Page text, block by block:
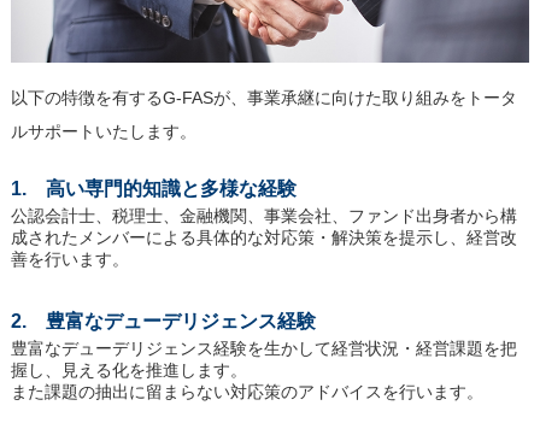
以下の特徴を有するG-FASが、事業承継に向けた取り組みをトータ
ルサポートいたします。
1. 高い専門的知識と多様な経験
公認会計士、税理士、金融機関、事業会社、ファンド出身者から構
成されたメンバーによる具体的な対応策・解決策を提示し、経営改
善を行います。
2. 豊富なデューデリジェンス経験
豊富なデューデリジェンス経験を生かして経営状況・経営課題を把
握し、見える化を推進します。
また課題の抽出に留まらない対応策のアドバイスを行います。